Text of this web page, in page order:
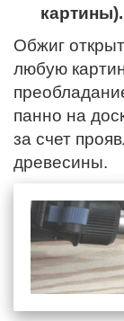
картины).
Обжиг
любую
панно на
за счет
древесины.